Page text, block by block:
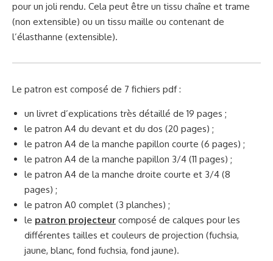
pour un joli rendu. Cela peut être un tissu chaîne et trame
(non extensible) ou un tissu maille ou contenant de
l’élasthanne (extensible).
Le patron est composé de 7 fichiers pdf :
un livret d’explications très détaillé de 19 pages ;
le patron A4 du devant et du dos (20 pages) ;
le patron A4 de la manche papillon courte (6 pages) ;
le patron A4 de la manche papillon 3/4 (11 pages) ;
le patron A4 de la manche droite courte et 3/4 (8
pages) ;
le patron A0 complet (3 planches) ;
le patron projecteur composé de calques pour les
différentes tailles et couleurs de projection (fuchsia,
jaune, blanc, fond fuchsia, fond jaune).